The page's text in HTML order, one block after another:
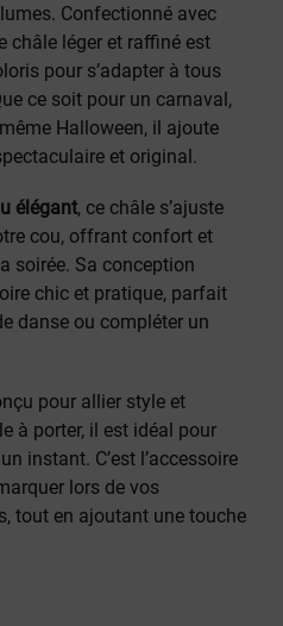
Confectionné avec
châle léger et raffiné est
pour s’adapter à tous
ce soit pour un carnaval,
Halloween, il ajoute
et original.
élégant, ce châle s’ajuste
cou, offrant confort et
soirée. Sa conception
chic et pratique, parfait
danse ou compléter un
pour allier style et
à porter, il est idéal pour
instant. C’est l’accessoire
lors de vos
tout en ajoutant une touche